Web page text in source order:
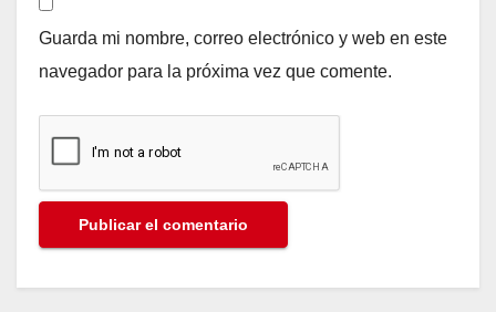
Guarda mi nombre, correo electrónico y web en este
navegador para la próxima vez que comente.